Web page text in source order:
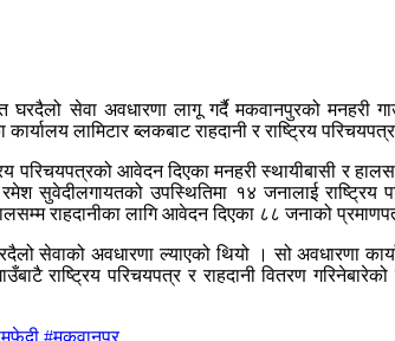
सेवा अवधारणा लागू गर्दै मकवानपुरको मनहरी
लामिटार ब्लकबाट राहदानी र राष्ट्रिय
आवेदन दिएका मनहरी स्थायीबासी र
सुवेदीलगायतको उपस्थितिमा १४ जनालाई
राहदानीका लागि आवेदन दिएका ८८ जनाको
सेवाको अवधारणा ल्याएको थियो । सो अवधारणा
राष्ट्रिय परिचयपत्र र राहदानी वितरण